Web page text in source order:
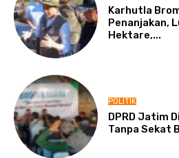
Karhutla
Penanjakan,
Hektare,...
POLITIK
DPRD Jatim
Tanpa Sekat